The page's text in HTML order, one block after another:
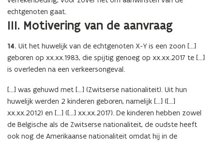
echtgenoten gaat.
III. Motivering van de aanvraag
14. Uit het huwelijk van de echtgenoten X-Y is een zoon […]
geboren op xx.xx.1983, die spijtig genoeg op xx.xx.2017 te […]
is overleden na een verkeersongeval.
[…] was gehuwd met […] (Zwitserse nationaliteit). Uit hun
huwelijk werden 2 kinderen geboren, namelijk […] ([…]
xx.xx.2012) en […] ([…] xx.xx.2017). De kinderen hebben zowel
de Belgische als de Zwitserse nationaliteit, de oudste heeft
ook nog de Amerikaanse nationaliteit omdat hij in de